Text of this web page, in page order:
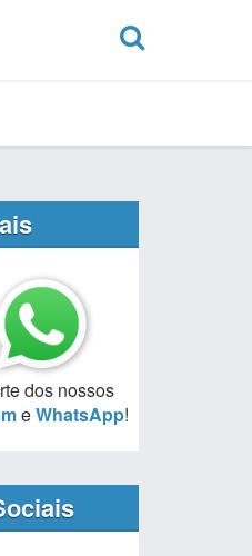
dos nossos
eWhatsApp!